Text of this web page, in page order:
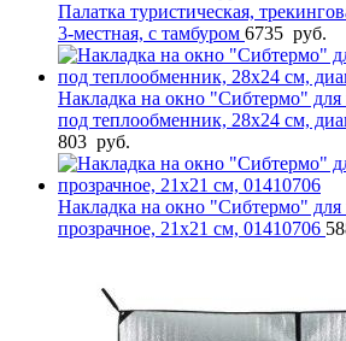
Палатка туристическая,
3-местная, с тамбуром 6735 руб.
Накладка на окно "Сибтермо"
под теплообменник, 28х24 см,
803 руб.
Накладка на окно "Сибтермо"
прозрачное, 21х21 см, 01410706